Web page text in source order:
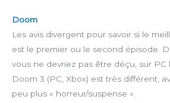
Doom
Les avis divergent pour savoir si le
est le premier ou le second épisode.
vous ne devriez pas être déçu, sur PC
Doom 3 (PC, Xbox) est très différent,
peu plus « horreur/suspense ».